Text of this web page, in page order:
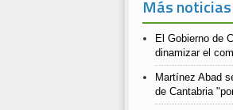
Más
El Gobierno de
dinamizar el
Martínez Abad
de Cantabria